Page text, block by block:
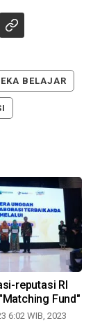
BELAJAR
reputasi RI
Fund"
6:02 WIB, 2023